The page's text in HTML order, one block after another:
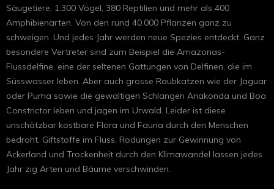
Säugetiere, 1.300 Vögel, 380 Reptilien und mehr als 400
Amphibienarten. Von den rund 40.000 Pflanzen ganz zu
schweigen. Und jedes Jahr werden neue Spezies entdeckt. Ganz
besondere Vertreter sind zum Beispiel die Amazonas-
Flussdelfine, eine der seltenen Gattungen von Delfinen, die im
Süsswasser leben. Aber auch grosse Raubkatzen wie der Jaguar
oder Puma sowie die gewaltigen Schlangen Anakonda und Boa
Constrictor leben und jagen im Urwald. Leider ist diese
unschätzbar kostbare Flora und Fauna durch den Menschen
bedroht. Giftstoffe im Fluss, Rodungen zur Gewinnung von
Ackerland und Trockenheit durch den Klimawandel lassen jedes
Jahr zig Arten und Bäume verschwinden.